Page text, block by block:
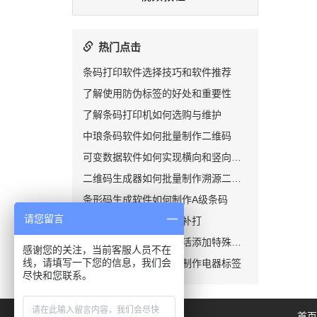
热门点击
条码打印软件选择技巧和软件推荐
了解使用防伪标签的好处和重要性
了解条码打印机如何选购与维护
中琅条码软件如何批量制作二维码
条形码生成软件如何制作A级条码
如何实现标签的续打及补打
标签打印软件如何批量制作电器标签
请您留言
感谢您的关注，当前客服人员不在
线，请填写一下您的信息，我们会
尽快和您联系。